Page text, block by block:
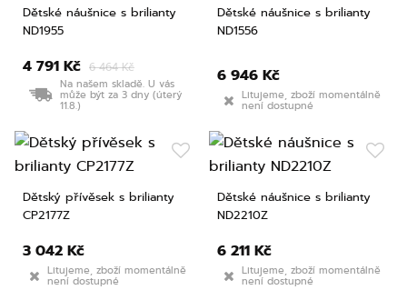
Dětské náušnice s brilianty
ND1955
4 791 Kč 6 464 Kč
Na našem skladě. U vás
může být za 3 dny (úterý
11.8.)
Dětské náušnice s brilianty
ND1556
6 946 Kč
Litujeme, zboží momentálně
není dostupné
Dětský přívěsek s brilianty
CP2177Z
3 042 Kč
Litujeme, zboží momentálně
není dostupné
Dětské náušnice s brilianty
ND2210Z
6 211 Kč
Litujeme, zboží momentálně
není dostupné